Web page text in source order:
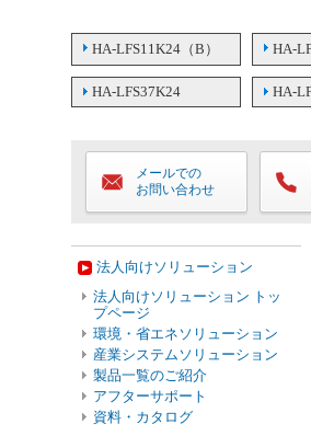
HA-LFS11K24（B） HA-
HA-LFS37K24 HA-
メールでの
お問い合わせ
法人向けソリューション
法人向けソリューション トッ
プページ
環境・省エネソリューション
産業システムソリューション
製品一覧のご紹介
アフターサポート
資料・カタログ